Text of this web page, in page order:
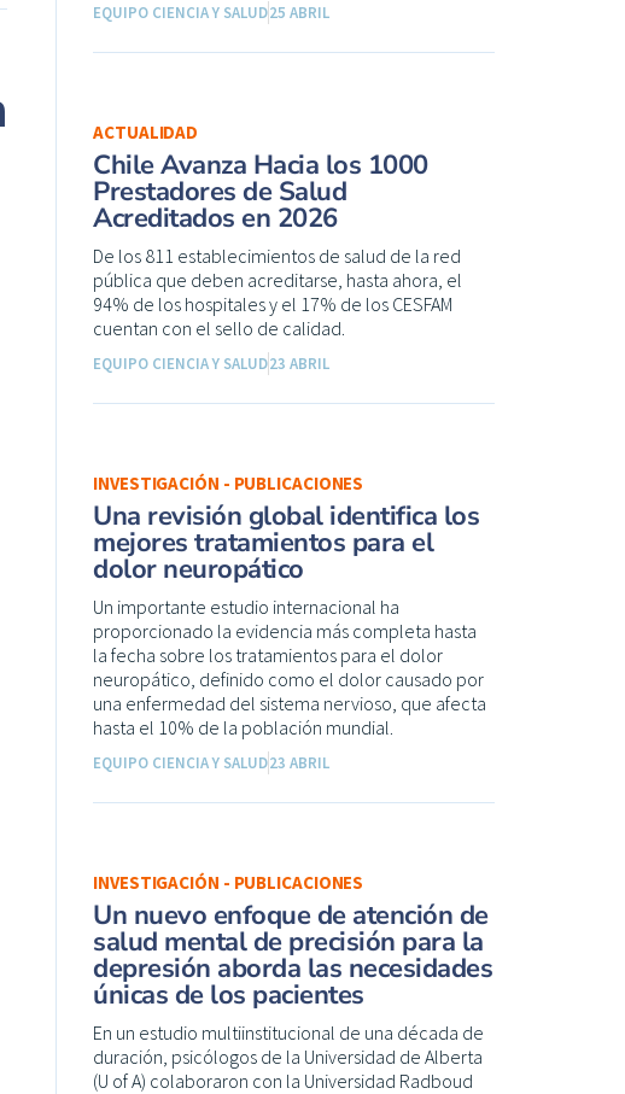
EQUIPO CIENCIA Y SALUD25 ABRIL
ACTUALIDAD
Chile Avanza Hacia los 1000
Prestadores de Salud
Acreditados en 2026
De los 811 establecimientos de salud de la red
pública que deben acreditarse, hasta ahora, el
94% de los hospitales y el 17% de los CESFAM
cuentan con el sello de calidad.
EQUIPO CIENCIA Y SALUD23 ABRIL
INVESTIGACIÓN - PUBLICACIONES
Una revisión global identifica los
mejores tratamientos para el
dolor neuropático
Un importante estudio internacional ha
proporcionado la evidencia más completa hasta
la fecha sobre los tratamientos para el dolor
neuropático, definido como el dolor causado por
una enfermedad del sistema nervioso, que afecta
hasta el 10% de la población mundial.
EQUIPO CIENCIA Y SALUD23 ABRIL
INVESTIGACIÓN - PUBLICACIONES
Un nuevo enfoque de atención de
salud mental de precisión para la
depresión aborda las necesidades
únicas de los pacientes
En un estudio multiinstitucional de una década de
duración, psicólogos de la Universidad de Alberta
(U of A) colaboraron con la Universidad Radboud